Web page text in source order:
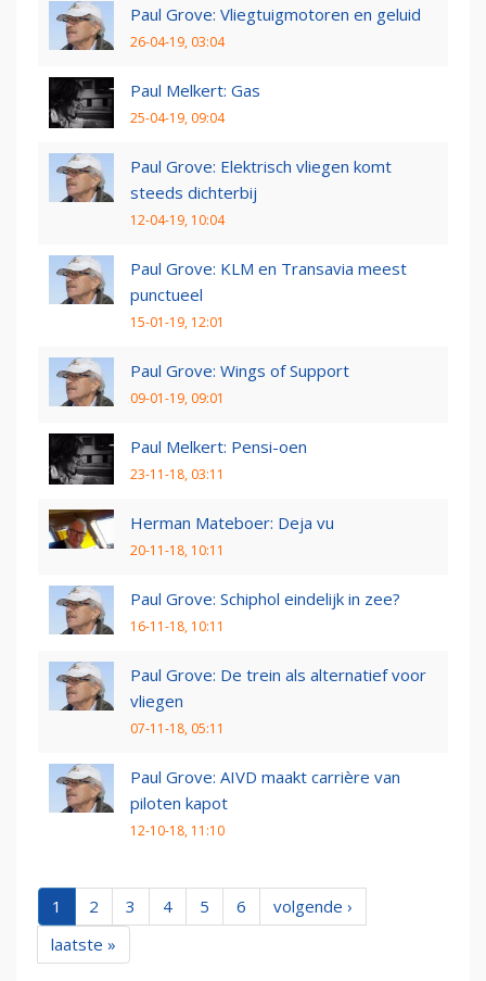
Paul Grove: Vliegtuigmotoren en geluid
26-04-19, 03:04
Paul Melkert: Gas
25-04-19, 09:04
Paul Grove: Elektrisch vliegen komt
steeds dichterbij
12-04-19, 10:04
Paul Grove: KLM en Transavia meest
punctueel
15-01-19, 12:01
Paul Grove: Wings of Support
09-01-19, 09:01
Paul Melkert: Pensi-oen
23-11-18, 03:11
Herman Mateboer: Deja vu
20-11-18, 10:11
Paul Grove: Schiphol eindelijk in zee?
16-11-18, 10:11
Paul Grove: De trein als alternatief voor
vliegen
07-11-18, 05:11
Paul Grove: AIVD maakt carrière van
piloten kapot
12-10-18, 11:10
1 2 3 4 5 6
volgende ›
laatste »